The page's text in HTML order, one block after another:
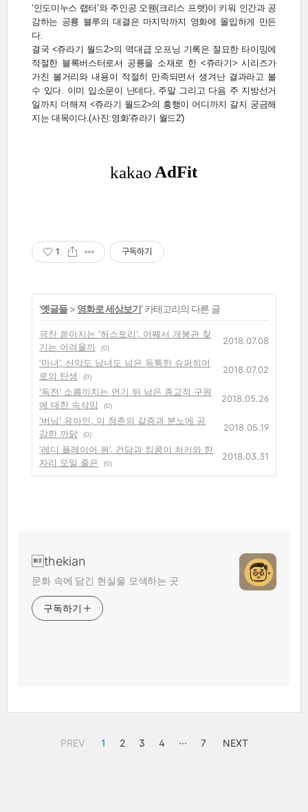
‘인도미누스 랩터’와 주인공 오웬(크리스 프랫)이 키워 인간과 공
감하는 공룡 블루의 대결은 마지막까지 영화에 몰입하게 만든
다.
결국 <쥬라기 월드2>의 역대급 오프닝 기록은 절묘한 타이밍에
적절한 블록버스터로서 공룡을 소재로 한 <쥬라기> 시리즈가
가진 볼거리와 내용이 적절히 만족되면서 생겨난 결과라고 볼
수 있다. 이미 입소문이 난데다, 주말 그리고 다음 주 지방선거
일까지 더해져 <쥬라기 월드2>의 흥행이 어디까지 갈지 궁금해
지는 대목이다.(사진:영화'쥬라기 월드2')
1 구독하기
'옛글들> 영화로 세상보기' 카테고리의 다른 글
극찬 쏟아지는 '허스토리', 어째서 개봉관 찾
기는 어려울까
(0)
2018.07.08
‘마녀’, 선악도 남녀도 넘은 독특한 슈퍼히어
로의 탄생
(0)
2018.07.02
'독전' 소름끼치는 연기 뒤 남은 종교적 구원
에 대한 속삭임
(0)
2018.05.26
'버닝' 유아인, 이 청춘의 갈증과 분노에 공
감한 까닭
(0)
2018.05.19
‘레디 플레이어 원’, 건담과 킹콩이 처키와 한
자리 모일 줄은
(0)
2018.03.31
thekian
문화 속에 담긴 현실을 모색하는 곳
구독하기
PREV 1 2 3 4 ··· 7 NEXT